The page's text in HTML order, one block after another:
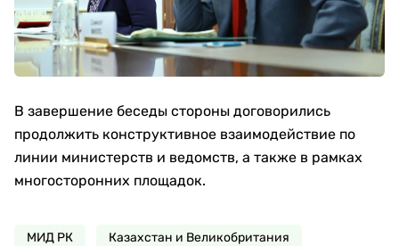
В завершение беседы стороны договорились
продолжить конструктивное взаимодействие по
линии министерств и ведомств, а также в рамках
многосторонних площадок.
МИД РК Казахстан и Великобритания